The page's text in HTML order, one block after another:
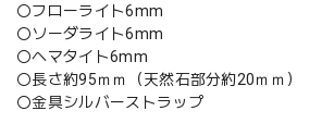
〇フローライト6mm
〇ソーダライト6mm
〇ヘマタイト6mm
〇長さ約95ｍｍ（天然石部分約20ｍｍ）
〇金具シルバーストラップ